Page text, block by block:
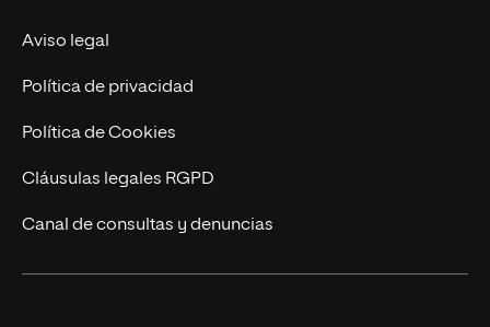
Actualidad
Contacto
Aviso legal
Política de privacidad
Política de Cookies
Cláusulas legales RGPD
Canal de consultas y denuncias